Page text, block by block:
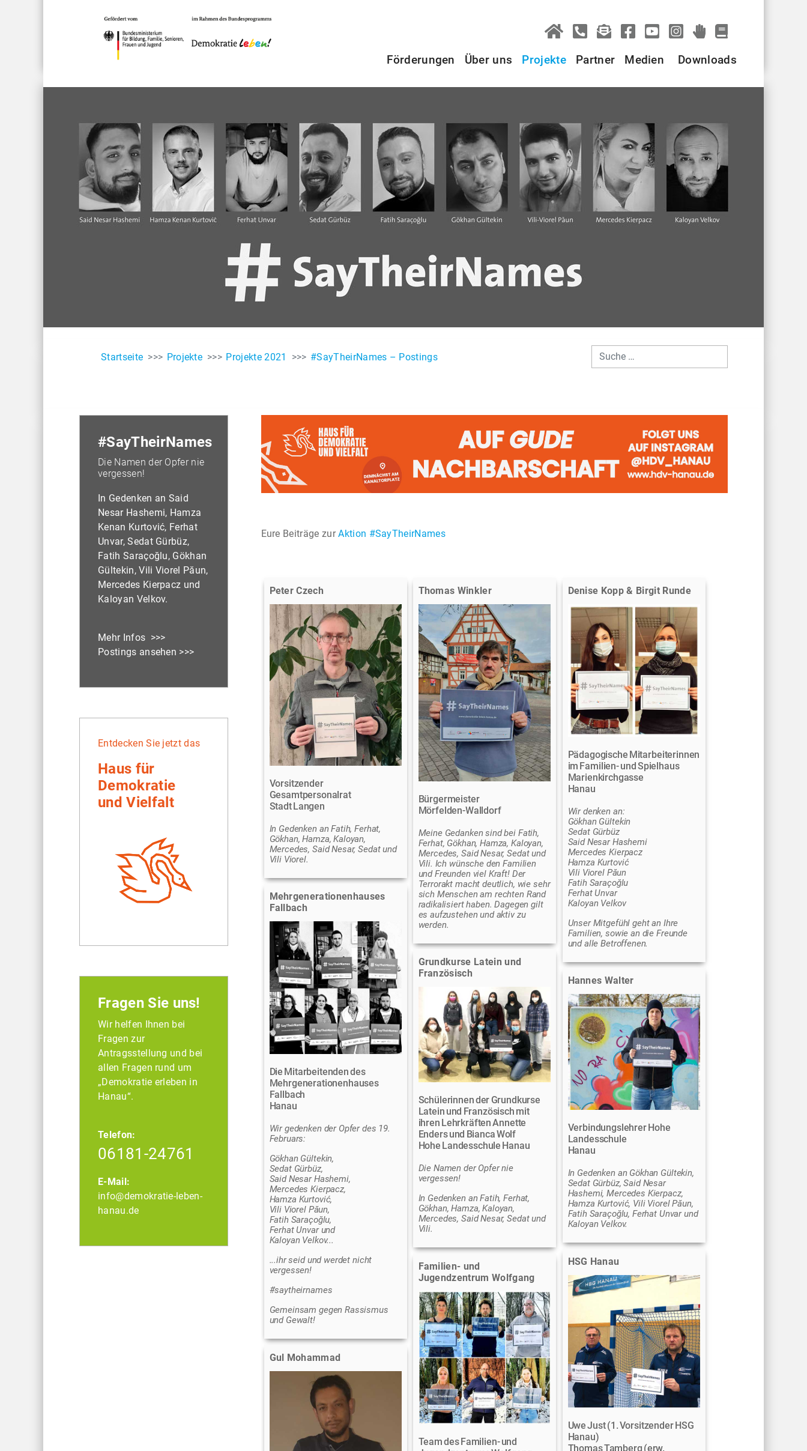
Förderungen Über uns Projekte Partner Medien Downloads
Startseite Projekte Projekte 2021 #SayTheirNames – Postings Suchen
#SayTheirNames
Die Namen der Opfer nie
vergessen!
In Gedenken an Said
Nesar Hashemi, Hamza
Kenan Kurtović, Ferhat
Unvar, Sedat Gürbüz,
Fatih Saraçoğlu, Gökhan
Gültekin, Vili Viorel Păun,
Mercedes Kierpacz und
Kaloyan Velkov.
Mehr Infos >>>
Postings ansehen >>>
Entdecken Sie jetzt das
Haus für
Demokratie
und Vielfalt
Fragen Sie uns!
Wir helfen Ihnen bei
Fragen zur
Antragsstellung und bei
allen Fragen rund um
„Demokratie erleben in
Hanau“.
Telefon:
06181-24761
E-Mail:
info@demokratie-leben-
hanau.de
Eure Beiträge zurAktion #SayTheirNames
Peter Czech
Vorsitzender
Gesamtpersonalrat
Stadt Langen
In Gedenken an Fatih, Ferhat,
Gökhan, Hamza, Kaloyan,
Mercedes, Said Nesar, Sedat und
Vili Viorel.
Thomas Winkler
Bürgermeister
Mörfelden-Walldorf
Meine Gedanken sind bei Fatih,
Ferhat, Gökhan, Hamza, Kaloyan,
Mercedes, Said Nesar, Sedat und
Vili. Ich wünsche den Familien
und Freunden viel Kraft! Der
Terrorakt macht deutlich, wie sehr
sich Menschen am rechten Rand
radikalisiert haben. Dagegen gilt
es aufzustehen und aktiv zu
werden.
Denise Kopp & Birgit Runde
Pädagogische Mitarbeiterinnen
im Familien- und Spielhaus
Marienkirchgasse
Hanau
Wir denken an:
Gökhan Gültekin
Sedat Gürbüz
Said Nesar Hashemi
Mercedes Kierpacz
Hamza Kurtović
Vili Viorel Păun
Fatih Saraçoğlu
Ferhat Unvar
Kaloyan Velkov
Unser Mitgefühl geht an Ihre
Familien, sowie an die Freunde
und alle Betroffenen.
Mehrgenerationenhauses
Fallbach
Die Mitarbeitenden des
Mehrgenerationenhauses
Fallbach
Hanau
Wir gedenken der Opfer des 19.
Februars:
Gökhan Gültekin,
Sedat Gürbüz,
Said Nesar Hashemi,
Mercedes Kierpacz,
Hamza Kurtović,
Vili Viorel Păun,
Fatih Saraçoğlu,
Ferhat Unvar und
Kaloyan Velkov...
...ihr seid und werdet nicht
vergessen!
#saytheirnames
Gemeinsam gegen Rassismus
und Gewalt!
Grundkurse Latein und
Französisch
Schülerinnen der Grundkurse
Latein und Französisch mit
ihren Lehrkräften Annette
Enders und Bianca Wolf
Hohe Landesschule Hanau
Die Namen der Opfer nie
vergessen!
In Gedenken an Fatih, Ferhat,
Gökhan, Hamza, Kaloyan,
Mercedes, Said Nesar, Sedat und
Vili.
Hannes Walter
Verbindungslehrer Hohe
Landesschule
Hanau
In Gedenken an Gökhan Gültekin,
Sedat Gürbüz, Said Nesar
Hashemi, Mercedes Kierpacz,
Hamza Kurtović, Vili Viorel Păun,
Fatih Saraçoğlu, Ferhat Unvar und
Kaloyan Velkov.
HSG Hanau
Uwe Just (1. Vorsitzender HSG
Hanau)
Thomas Tamberg (erw.
Familien- und
Jugendzentrum Wolfgang
Team des Familien- und
Gul Mohammad